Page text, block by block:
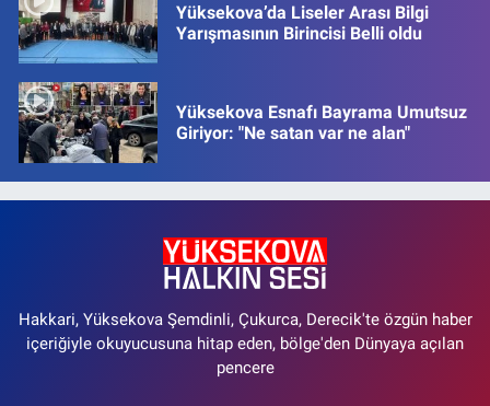
Yüksekova’da Liseler Arası Bilgi
Yarışmasının Birincisi Belli oldu
Yüksekova Esnafı Bayrama Umutsuz
Giriyor: "Ne satan var ne alan"
Hakkari, Yüksekova Şemdinli, Çukurca, Derecik'te özgün haber
içeriğiyle okuyucusuna hitap eden, bölge'den Dünyaya açılan
pencere